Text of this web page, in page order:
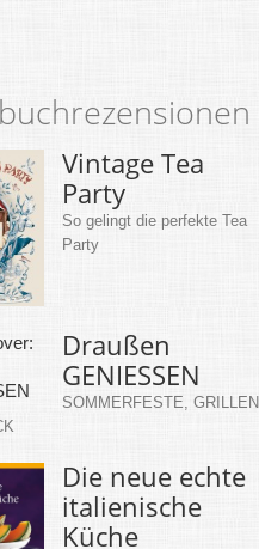
Vintage Tea
Party
So gelingt die perfekte Tea
Party
Draußen
GENIESSEN
SOMMERFESTE, GRILLEN
Die neue echte
italienische
Küche